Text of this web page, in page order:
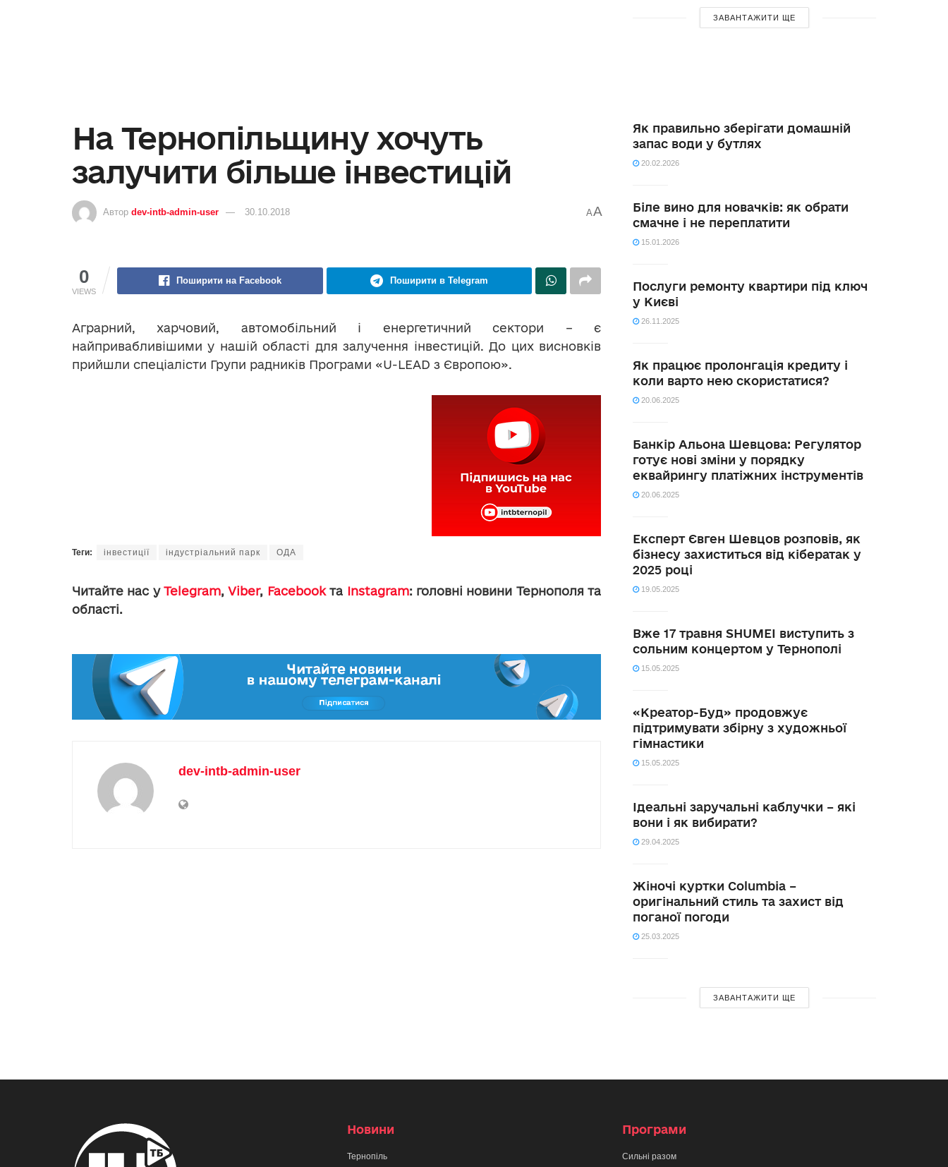
ЗАВАНТАЖИТИ ЩЕ
На Тернопільщину хочуть
залучити більше інвестицій
Автор dev-intb-admin-user 30.10.2018 AA
0
VIEWS
Поширити на Facebook Поширити в Telegram
Аграрний, харчовий, автомобільний і енергетичний сектори – є
найпривабливішими у нашій області для залучення інвестицій. До цих висновків
прийшли спеціалісти Групи радників Програми «U-LEAD з Європою».
Теги: інвестиції індустріальний парк ОДА
Читайте нас уTelegram,Viber, Facebookта Instagram: головні новини Тернополя та
області.
dev-intb-admin-user
Як правильно зберігати домашній
запас води у бутлях
20.02.2026
Біле вино для новачків: як обрати
смачне і не переплатити
15.01.2026
Послуги ремонту квартири під ключ
у Києві
26.11.2025
Як працює пролонгація кредиту і
коли варто нею скористатися?
20.06.2025
Банкір Альона Шевцова: Регулятор
готує нові зміни у порядку
еквайрингу платіжних інструментів
20.06.2025
Експерт Євген Шевцов розповів, як
бізнесу захиститься від кібератак у
2025 році
19.05.2025
Вже 17 травня SHUMEI виступить з
сольним концертом у Тернополі
15.05.2025
«Креатор-Буд» продовжує
підтримувати збірну з художньої
гімнастики
15.05.2025
Ідеальні заручальні каблучки – які
вони і як вибирати?
29.04.2025
Жіночі куртки Columbia –
оригінальний стиль та захист від
поганої погоди
25.03.2025
ЗАВАНТАЖИТИ ЩЕ
Новини
Тернопіль
Програми
Сильні разом